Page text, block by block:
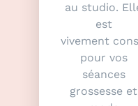
au studio.
est
vivement
pour vos
séances
grossesse et